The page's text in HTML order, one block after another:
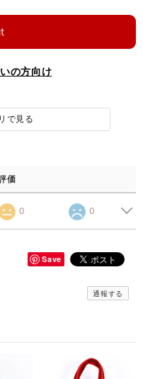
の方向け
で見る
価
0 0
Save
通報する